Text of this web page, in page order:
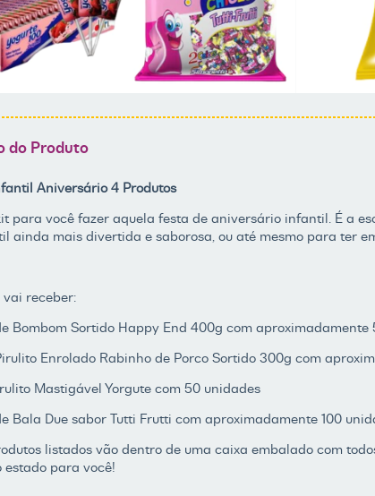
do Produto
Aniversário 4 Produtos
para você fazer aquela festa de aniversário infantil. É a
ainda mais divertida e saborosa, ou até mesmo para ter
vai receber:
Bombom Sortido Happy End 400g com aproximadamente
Enrolado Rabinho de Porco Sortido 300g com
Mastigável Yorgute com 50 unidades
Bala Due sabor Tutti Frutti com aproximadamente 100
listados vão dentro de uma caixa embalado com
estado para você!